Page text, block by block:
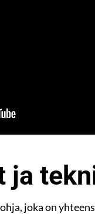
ja
joka on